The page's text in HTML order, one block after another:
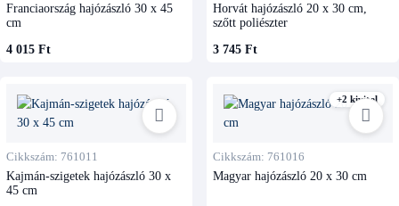
Franciaország hajózászló 30 x 45
cm
4 015 Ft
Horvát hajózászló 20 x 30 cm,
szőtt poliészter
3 745 Ft
Cikkszám: 761011
Kajmán-szigetek hajózászló 30 x
45 cm
+2 kivitel
Cikkszám: 761016
Magyar hajózászló 20 x 30 cm